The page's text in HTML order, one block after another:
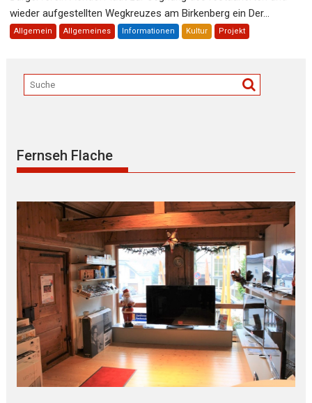
wieder aufgestellten Wegkreuzes am Birkenberg ein Der...
Allgemein Allgemeines Informationen Kultur Projekt
Fernseh Flache